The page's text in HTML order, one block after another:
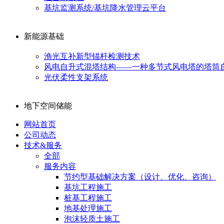
基坑监测系统/基坑降水管理云平台
新能源基础
渔光互补新型锚杆检测技术
风电自升式混塔结构——一种多节式风电塔的塔筒
光伏柔性支架系统
地下空间储能
网站首页
公司动态
技术&服务
全部
服务内容
节约型基础解决方案（设计、优化、咨询）
基坑工程施工
桩基工程施工
地基处理施工
泡沫轻质土施工